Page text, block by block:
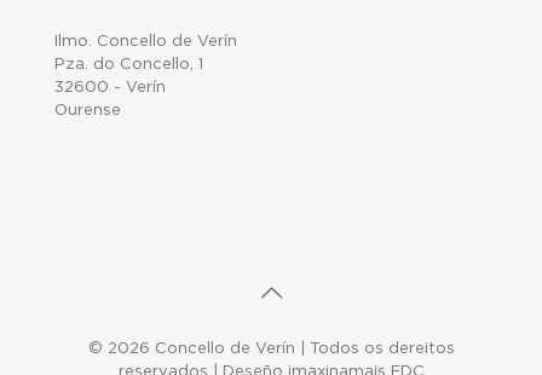
Ilmo. Concello de Verín
Pza. do Concello, 1
32600 - Verín
Ourense
© 2026 Concello de Verín | Todos os dereitos
reservados | Deseño imaxinamais EDC